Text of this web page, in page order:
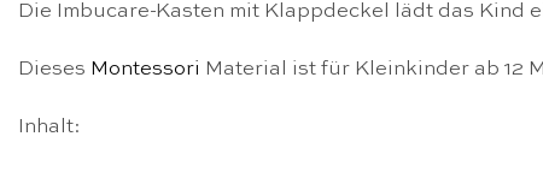
Die Imbucare-Kasten mit Klappdeckel lädt das Kind
Dieses Montessori Material ist für Kleinkinder ab 12
Inhalt: